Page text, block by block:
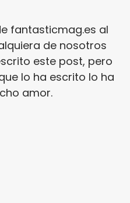
fantasticmag.es al
de nosotros
este post, pero
lo ha escrito lo ha
amor.